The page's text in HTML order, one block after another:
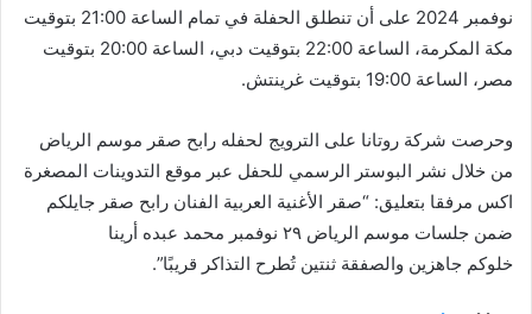
نوفمبر 2024 على أن تنطلق الحفلة في تمام الساعة 21:00 بتوقيت
مكة المكرمة، الساعة 22:00 بتوقيت دبي، الساعة 20:00 بتوقيت
مصر، الساعة 19:00 بتوقيت غرينتش.
وحرصت شركة روتانا على الترويج لحفله رابح صقر موسم الرياض
من خلال نشر البوستر الرسمي للحفل عبر موقع التدوينات المصغرة
اكس مرفقا بتعليق: “صقر الأغنية العربية الفنان ‎رابح صقر جايلكم
ضمن جلسات ‎موسم الرياض ٢٩ نوفمبر محمد عبده أرينا
خلوكم جاهزين والصفقة ثنتين تُطرح التذاكر قريبًا”.